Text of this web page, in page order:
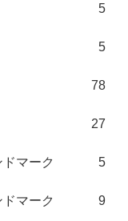
5
5
78
27
マーク 5
マーク 9